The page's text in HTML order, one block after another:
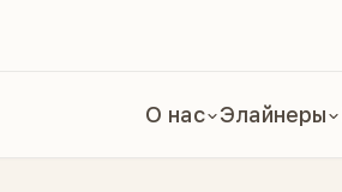
О нас Элайнеры